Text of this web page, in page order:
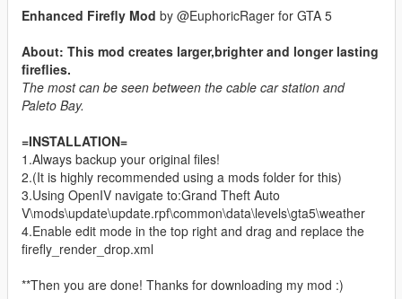
Enhanced Firefly Mod by @EuphoricRager for GTA 5
About: This mod creates larger,brighter and longer lasting
fireflies.
The most can be seen between the cable car station and
Paleto Bay.
=INSTALLATION=
1.Always backup your original files!
2.(It is highly recommended using a mods folder for this)
3.Using OpenIV navigate to:Grand Theft Auto
V\mods\update\update.rpf\common\data\levels\gta5\weather
4.Enable edit mode in the top right and drag and replace the
firefly_render_drop.xml
**Then you are done! Thanks for downloading my mod :)